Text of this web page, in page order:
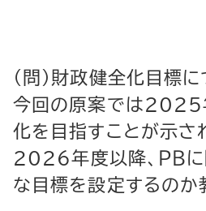
（問）財政健全化目標
今回の原案では2025
化を目指すことが示さ
2026年度以降、ＰＢ
な目標を設定するのか